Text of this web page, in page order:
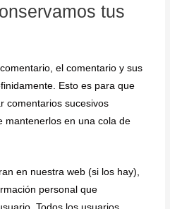
tus
el comentario y sus
Esto es para que
comentarios sucesivos
mantenerlos en una cola de
en nuestra web (si los hay),
personal que